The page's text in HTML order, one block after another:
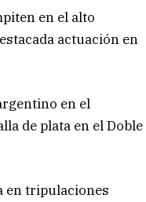
en el alto
actuación en
en el
de plata en el Doble
en tripulaciones